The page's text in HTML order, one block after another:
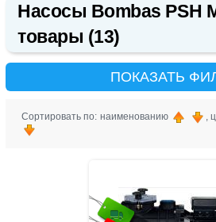
Насосы Bombas PSH
товары (13)
ПОКАЗАТЬ
Сортировать по: наименованию ,